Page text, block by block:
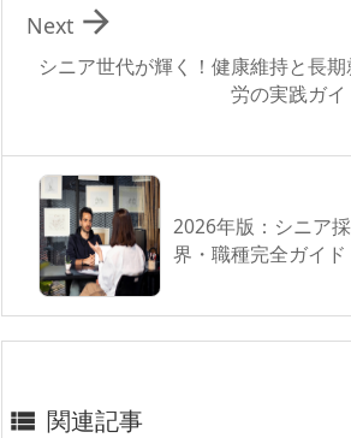
シニア世代が輝く！健康維持と長期
労の実践ガイ

Next
2026年版：シニア
界・職種完全ガイド
 関連記事